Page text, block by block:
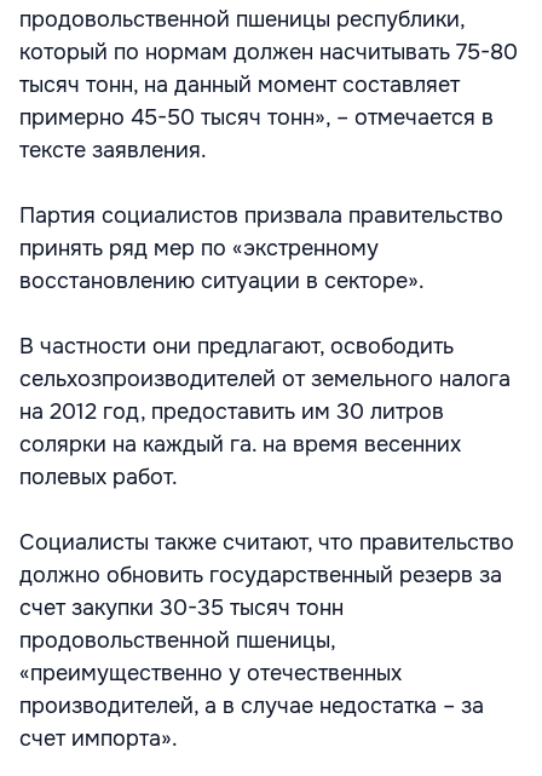
продовольственной пшеницы республики,
который по нормам должен насчитывать 75-80
тысяч тонн, на данный момент составляет
примерно 45-50 тысяч тонн», – отмечается в
тексте заявления.
Партия социалистов призвала правительство
принять ряд мер по «экстренному
восстановлению ситуации в секторе».
В частности они предлагают, освободить
сельхозпроизводителей от земельного налога
на 2012 год, предоставить им 30 литров
солярки на каждый га. на время весенних
полевых работ.
Социалисты также считают, что правительство
должно обновить государственный резерв за
счет закупки 30-35 тысяч тонн
продовольственной пшеницы,
«преимущественно у отечественных
производителей, а в случае недостатка – за
счет импорта».